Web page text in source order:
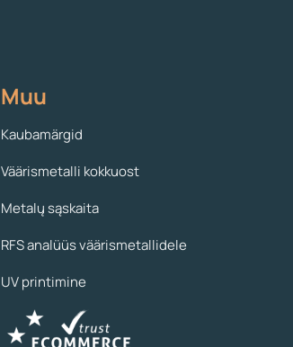
Muu
Kaubamärgid
Väärismetalli kokkuost
Metalų sąskaita
RFS analüüs väärismetallidele
UV printimine